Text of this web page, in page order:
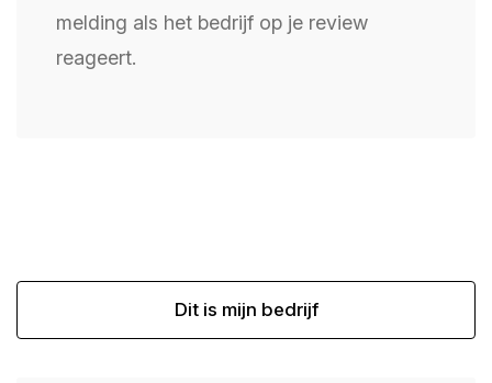
melding als het bedrijf op je review
reageert.
Dit is mijn bedrijf